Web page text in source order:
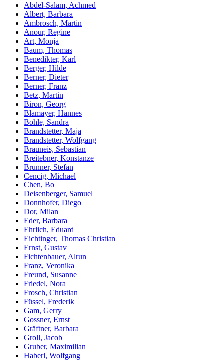
Abdel-Salam, Achmed
Albert, Barbara
Ambrosch, Martin
Anour, Regine
Art, Monja
Baum, Thomas
Benedikter, Karl
Berger, Hilde
Berner, Dieter
Berner, Franz
Betz, Martin
Biron, Georg
Blamayer, Hannes
Bohle, Sandra
Brandstetter, Maja
Brandstetter, Wolfgang
Brauneis, Sebastian
Breitebner, Konstanze
Brunner, Stefan
Cencig, Michael
Chen, Bo
Deisenberger, Samuel
Donnhofer, Diego
Dor, Milan
Eder, Barbara
Ehrlich, Eduard
Eichtinger, Thomas Christian
Ernst, Gustav
Fichtenbauer, Alrun
Franz, Veronika
Freund, Susanne
Friedel, Nora
Frosch, Christian
Füssel, Frederik
Gam, Gerry
Gossner, Ernst
Gräftner, Barbara
Groll, Jacob
Gruber, Maximilian
Haberl, Wolfgang